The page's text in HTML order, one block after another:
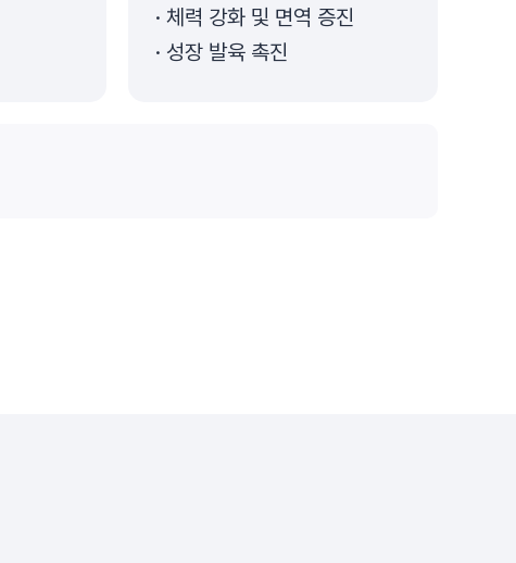
체력 강화 및 면역 증진
성장 발육 촉진